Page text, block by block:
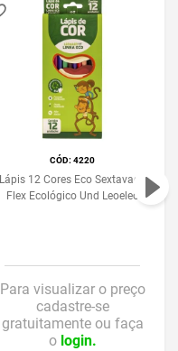
:4220
Lápis 12 Cores Eco Sextavado
Flex Ecológico Und Leoeleo
Para visualizar o preço
cadastre-se
gratuitamente ou faça
o login.